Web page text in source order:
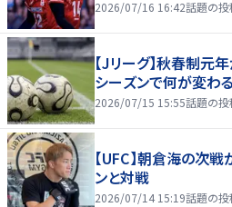
2026/07/16 16:42話題の投
【Jリーグ】秋春制元
シーズンで何が変わる
2026/07/15 15:55話題の投
【UFC】朝倉海の次
ンと対戦
2026/07/14 15:19話題の投